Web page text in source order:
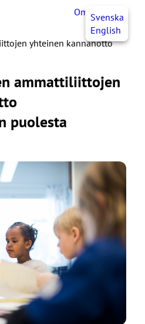
OmaJHLSvenska
English
yhteinen kannanotto
ammattiliittojen
puolesta